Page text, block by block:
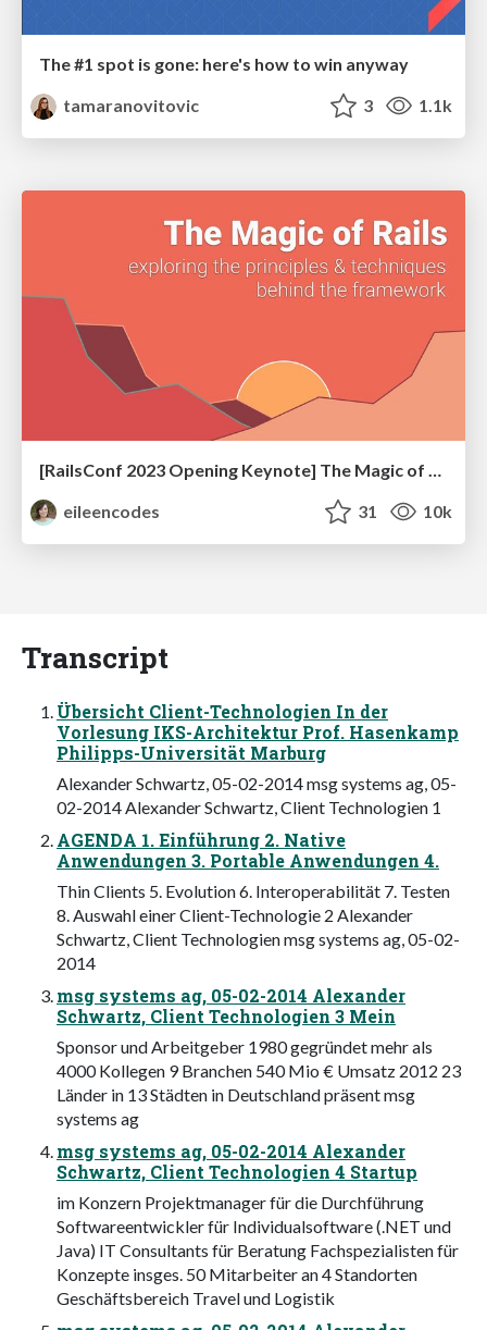
The #1 spot is gone: here's how to win anyway
tamaranovitovic
3 1.1k
eileencodes
31 10k
Transcript
Übersicht Client-Technologien In der
Vorlesung IKS-Architektur Prof. Hasenkamp
Philipps-Universität Marburg
Alexander Schwartz, 05-02-2014 msg systems ag, 05-
02-2014 Alexander Schwartz, Client Technologien 1
AGENDA 1. Einführung 2. Native
Anwendungen 3. Portable Anwendungen 4.
Thin Clients 5. Evolution 6. Interoperabilität 7. Testen
8. Auswahl einer Client-Technologie 2 Alexander
Schwartz, Client Technologien msg systems ag, 05-02-
2014
msg systems ag, 05-02-2014 Alexander
Schwartz, Client Technologien 3 Mein
Sponsor und Arbeitgeber 1980 gegründet mehr als
4000 Kollegen 9 Branchen 540 Mio € Umsatz 2012 23
Länder in 13 Städten in Deutschland präsent msg
systems ag
msg systems ag, 05-02-2014 Alexander
Schwartz, Client Technologien 4 Startup
im Konzern Projektmanager für die Durchführung
Softwareentwickler für Individualsoftware (.NET und
Java) IT Consultants für Beratung Fachspezialisten für
Konzepte insges. 50 Mitarbeiter an 4 Standorten
Geschäftsbereich Travel und Logistik